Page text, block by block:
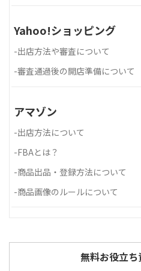
Yahoo!ショッピング
-出店方法や審査について
-審査通過後の開店準備について
アマゾン
-出店方法について
-FBAとは？
-商品出品・登録方法について
-商品画像のルールについて
無料お役立